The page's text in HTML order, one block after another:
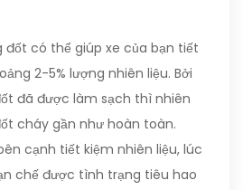
đốt có thể giúp xe của bạn tiết
2-5% lượng nhiên liệu. Bởi
đã được làm sạch thì nhiên
cháy gần như hoàn toàn.
cạnh tiết kiệm nhiên liệu, lúc
chế được tình trạng tiêu hao